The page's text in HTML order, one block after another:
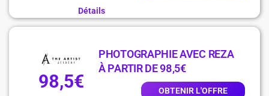
Détails
98,5€
PHOTOGRAPHIE AVEC REZA
À PARTIR DE 98,5€
OBTENIR L'OFFRE